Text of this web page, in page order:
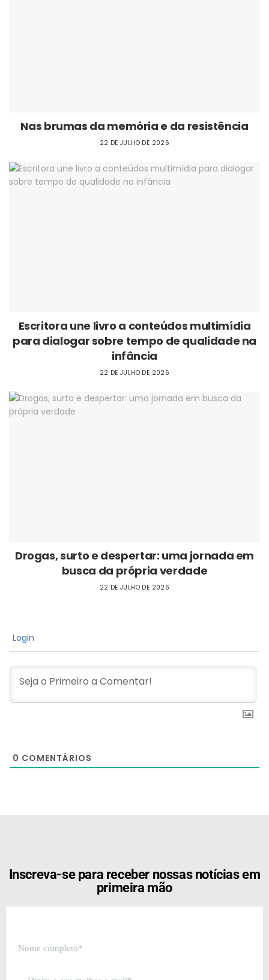
Nas brumas da memória e da resistência
22 DE JULHO DE 2026
Escritora une livro a conteúdos multimídia
para dialogar sobre tempo de qualidade na
infância
22 DE JULHO DE 2026
Drogas, surto e despertar: uma jornada em
busca da própria verdade
22 DE JULHO DE 2026
Login
0 COMENTÁRIOS
Inscreva-se para receber nossas notícias em
primeira mão